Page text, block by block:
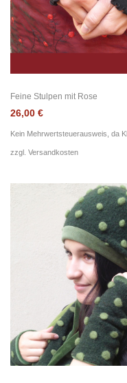
Feine Stulpen mit Rose
26,00 €
Kein Mehrwertsteuerausweis, da
zzgl. Versandkosten